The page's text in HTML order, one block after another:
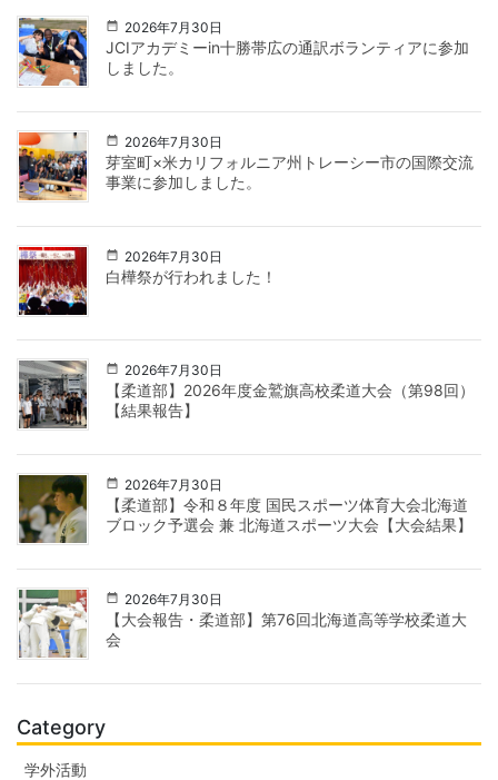
2026年7月30日
JCIアカデミーin十勝帯広の通訳ボランティアに参加
しました。
2026年7月30日
芽室町×米カリフォルニア州トレーシー市の国際交流
事業に参加しました。
2026年7月30日
白樺祭が行われました！
2026年7月30日
【柔道部】2026年度金鷲旗高校柔道大会（第98回）
【結果報告】
2026年7月30日
【柔道部】令和８年度 国民スポーツ体育大会北海道
ブロック予選会 兼 北海道スポーツ大会【大会結果】
2026年7月30日
【大会報告・柔道部】第76回北海道高等学校柔道大
会
Category
学外活動